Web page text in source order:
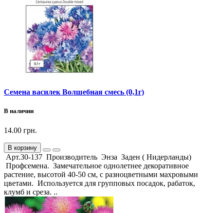
Семена василек Волшебная смесь (0,1г)
В наличии
14.00 грн.
В корзину
Арт.30-137 Производитель Энза Заден ( Нидерланды)
Профсемена. Замечательное однолетнее декоративное
растение, высотой 40-50 см, с разноцветными махровыми
цветами. Используется для групповых посадок, рабаток,
клумб и среза. ..